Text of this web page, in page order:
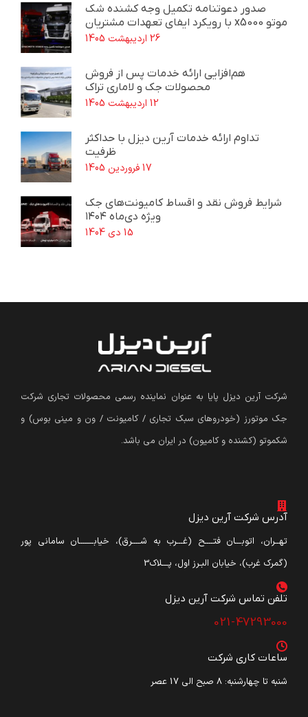
صدور دعوتنامه تکمیل وجه کشنده شک
موتو x5000 با رویکرد ایفای تعهدات مشتریان
26 اردیبهشت 1405
هم‌افزایی ارائه خدمات پس از فروش
محصولات جک و لاماری تراک
12 اردیبهشت 1405
تداوم ارائه خدمات آرین دیزل با حداکثر
ظرفیت
17 فروردین 1405
شرایط فروش نقد و اقساط کامیونت‌های جک
ویژه دی‌ماه ۱۴۰۴
15 دی 1404
شرکت آرین دیزل پایا به عنوان نماینده رسمی محصولات تجاری شرکت
جک موتورز (خودروهای سبک تجاری / کامیونت / ون و مینی بوس) و
شکموتو (کشنده و کامیون) در ایران می باشد.
آدرس شرکت آرین دیزل
تهــران، اتوبـــان فتــــح (غـــرب به شــــرق)، خیابـــــــان سامانی پور
(گمرک غرب)، خیابان البـرز اول، پـــلاک3
تلفن تماس شرکت آرین دیزل​
021-47293000
ساعات کاری شرکت
شنبه تا چهارشنبه: ۸ صبح الی 17 عصر